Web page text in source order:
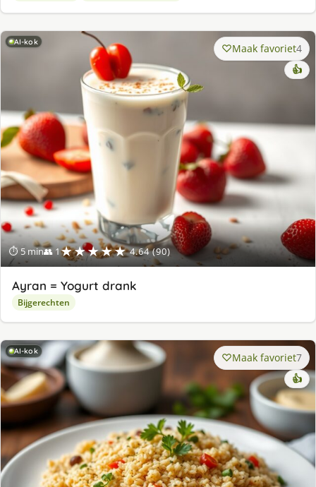
AI-kok
⏱ 5 min👥 1★★★★★ 4.64 (90)
Maak favoriet4
👍
Ayran = Yogurt drank
Bijgerechten
AI-kok Maak favoriet7
👍